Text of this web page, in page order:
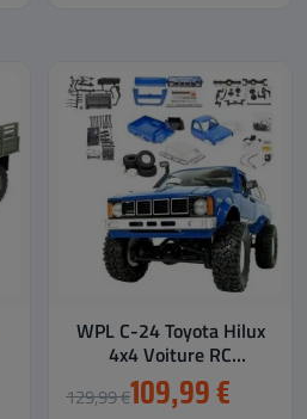
WPL C-24 Toyota Hilux
4x4 Voiture RC
Électrique 1/16 en Kit
à...
129,99 €109,99 €